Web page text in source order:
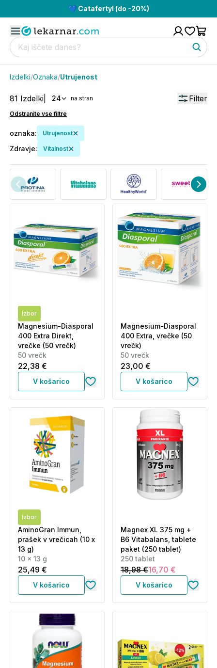
💙 Catafertyl (do -20%)
Izdelki/Oznaka/Utrujenost
81 Izdelki 24 na stran Filter
Odstranite vse filtre
oznaka: Utrujenost
Zdravje: Vitalnost
Izbor
Magnesium-Diasporal
400 Extra Direkt,
vrečke (50 vrečk)
50 vrečk
22,38 €
V košarico
Magnesium-Diasporal
400 Extra, vrečke (50
vrečk)
50 vrečk
23,00 €
V košarico
Izbor
AminoGran Immun,
prašek v vrečicah (10 x
13 g)
10 x 13 g
25,49 €
V košarico
Magnex XL 375 mg +
B6 Vitabalans, tablete
paket (250 tablet)
250 tablet
18,98 €16,70 €
V košarico